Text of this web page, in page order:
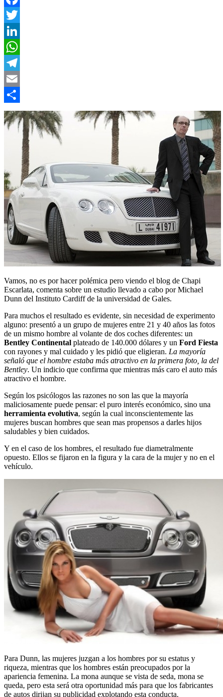
Facebook
Twitter
LinkedIn
WhatsApp
Telegram
Email
Compartir
Vamos, no es por hacer polémica pero viendo el blog de Chapi
Escarlata, comenta sobre un estudio llevado a cabo por Michael
Dunn del Instituto Cardiff de la universidad de Gales.
Para muchos el resultado es evidente, sin necesidad de experimento
alguno: presentó a un grupo de mujeres entre 21 y 40 años las fotos
de un mismo hombre al volante de dos coches diferentes: un
Bentley Continental plateado de 140.000 dólares y un Ford Fiesta
con rayones y mal cuidado y les pidió que eligieran. La mayoría
señaló que el hombre estaba más atractivo en la primera foto, la del
Bentley. Un indicio que confirma que mientras más caro el auto más
atractivo el hombre.
Según los psicólogos las razones no son las que la mayoría
maliciosamente puede pensar: el puro interés económico, sino una
herramienta evolutiva, según la cual inconscientemente las
mujeres buscan hombres que sean mas propensos a darles hijos
saludables y bien cuidados.
Y en el caso de los hombres, el resultado fue diametralmente
opuesto. Ellos se fijaron en la figura y la cara de la mujer y no en el
vehículo.
Para Dunn, las mujeres juzgan a los hombres por su estatus y
riqueza, mientras que los hombres están preocupados por la
apariencia femenina. La mona aunque se vista de seda, mona se
queda, pero esta será otra oportunidad más para que los fabricantes
de autos dirijan su publicidad explotando esta conducta.